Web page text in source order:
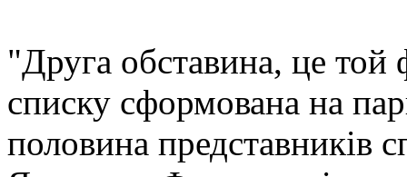
"Друга обставина, це той
списку сформована на
половина представників